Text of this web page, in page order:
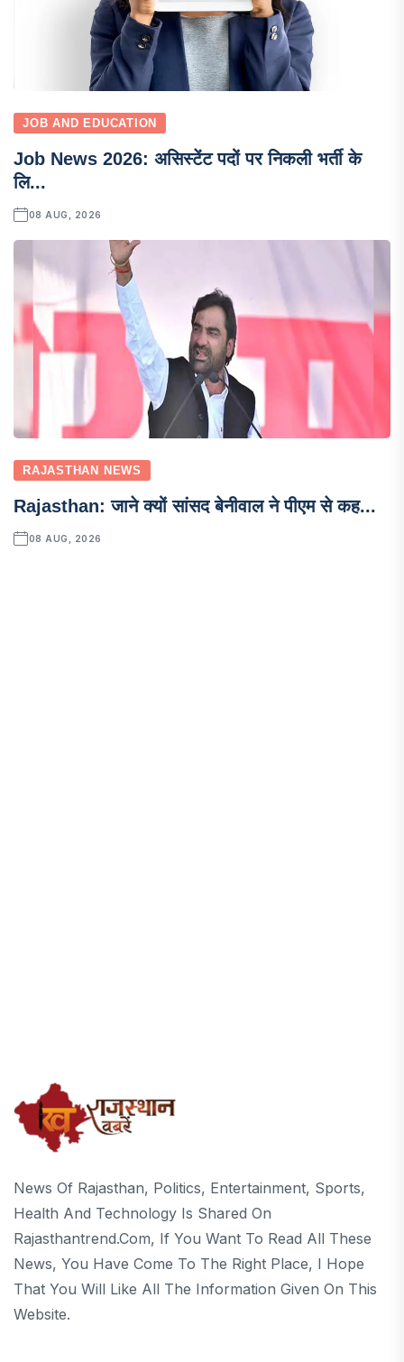
JOB AND EDUCATION
Job News 2026: असिस्टेंट पदों पर निकली भर्ती के
लि...
08 AUG, 2026
RAJASTHAN NEWS
Rajasthan: जाने क्यों सांसद बेनीवाल ने पीएम से कह...
08 AUG, 2026
News Of Rajasthan, Politics, Entertainment, Sports,
Health And Technology Is Shared On
Rajasthantrend.com, If You Want To Read All These
News, You Have Come To The Right Place, I Hope
That You Will Like All The Information Given On This
Website.